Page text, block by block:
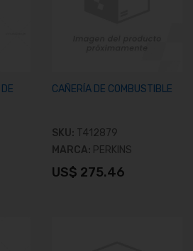
CAÑERÍA DE COMBUSTIBLE
SKU: T412879
MARCA: PERKINS
US$ 275.46